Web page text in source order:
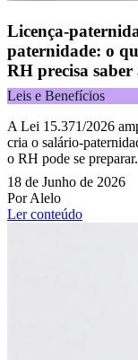
Licença-
paternidade: o
RH precisa saber
Leis e Benefícios
A Lei 15.371/2026
cria o salário-
o RH pode se preparar.
18 de Junho de 2026
Por Alelo
Ler conteúdo